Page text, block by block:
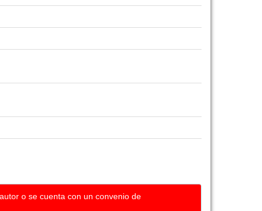
o se cuenta con un convenio de